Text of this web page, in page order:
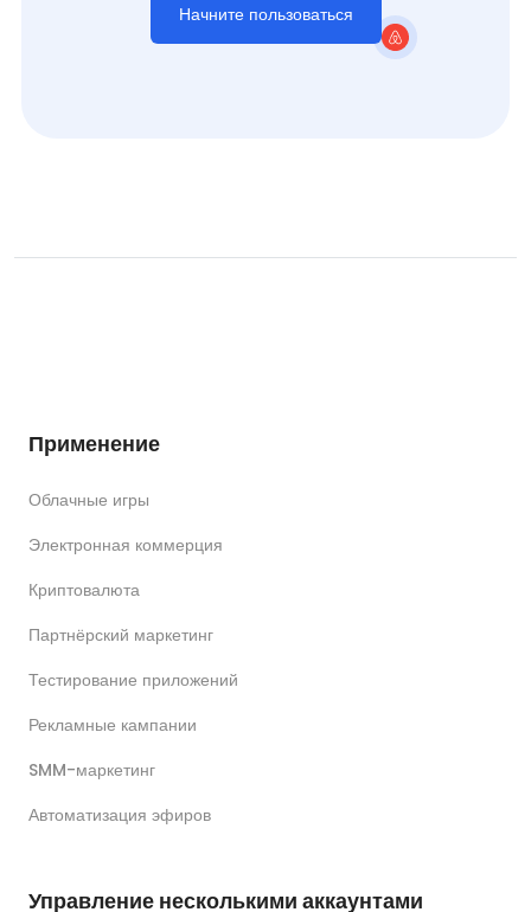
Начните пользоваться
Применение
Облачные игры
Электронная коммерция
Криптовалюта
Партнёрский маркетинг
Тестирование приложений
Рекламные кампании
SMM-маркетинг
Автоматизация эфиров
Управление несколькими аккаунтами